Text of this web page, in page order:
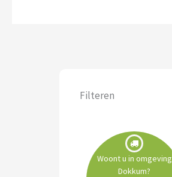
Filteren
Woont u in omgeving
Dokkum?